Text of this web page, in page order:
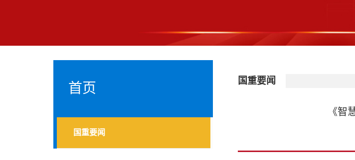
首页
国重要闻
国重要闻
《智